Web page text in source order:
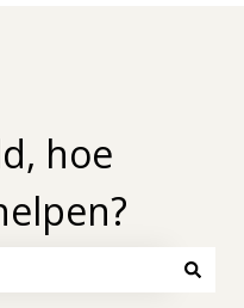
hoe